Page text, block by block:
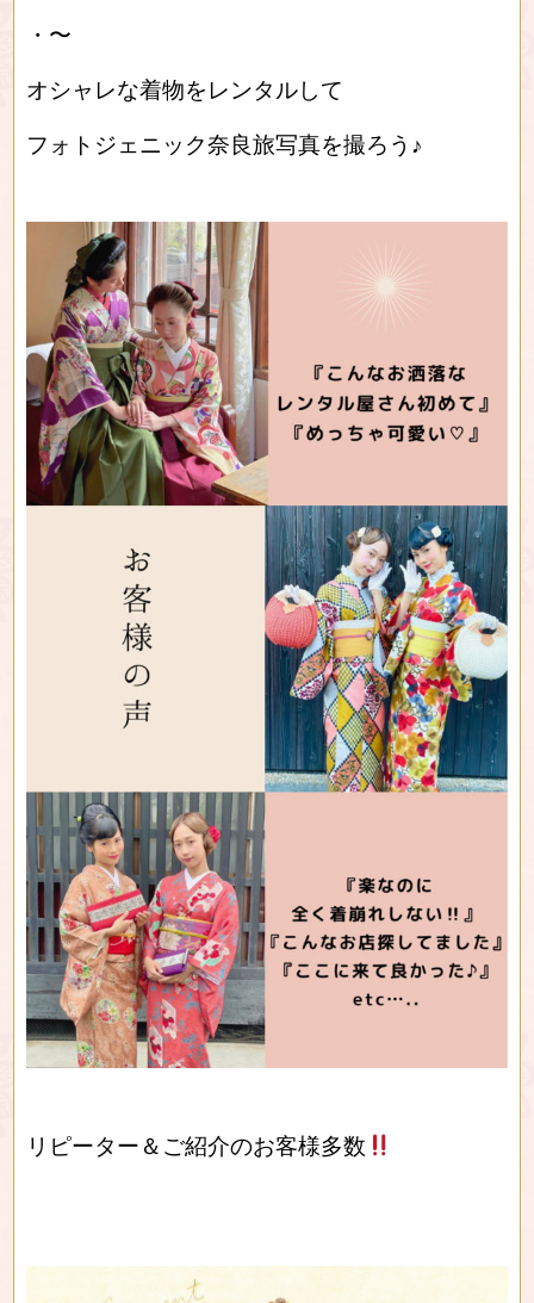
・〜
オシャレな着物をレンタルして
フォトジェニック奈良旅写真を撮ろう♪
リピーター＆ご紹介のお客様多数